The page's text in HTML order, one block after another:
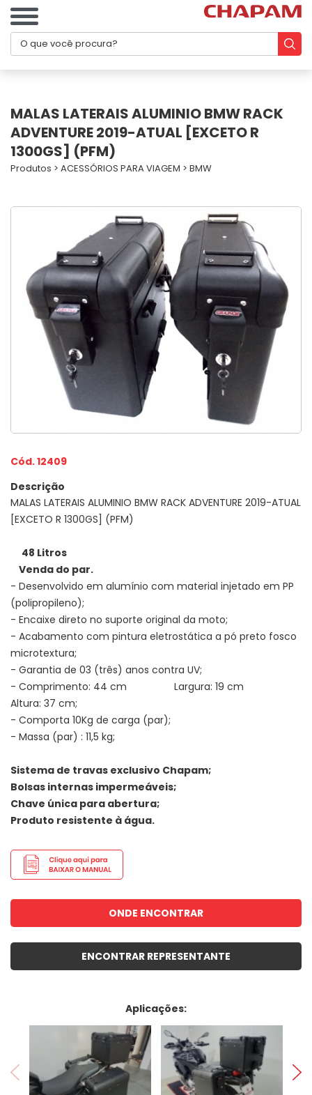
MALAS LATERAIS ALUMINIO BMW RACK
ADVENTURE 2019-ATUAL [EXCETO R
1300GS] (PFM)
Produtos > ACESSÓRIOS PARA VIAGEM > BMW
Cód. 12409
Descrição
MALAS LATERAIS ALUMINIO BMW RACK ADVENTURE 2019-ATUAL
[EXCETO R 1300GS] (PFM)
48 Litros
Venda do par.
- Desenvolvido em alumínio com material injetado em PP
(polipropileno);
- Encaixe direto no suporte original da moto;
- Acabamento com pintura eletrostática a pó preto fosco
microtextura;
- Garantia de 03 (três) anos contra UV;
- Comprimento: 44 cm Largura: 19 cm
Altura: 37 cm;
- Comporta 10Kg de carga (par);
- Massa (par) : 11,5 kg;
Sistema de travas exclusivo Chapam;
Bolsas internas impermeáveis;
Chave única para abertura;
Produto resistente à água.
ONDE ENCONTRAR
ENCONTRAR REPRESENTANTE
Aplicações: